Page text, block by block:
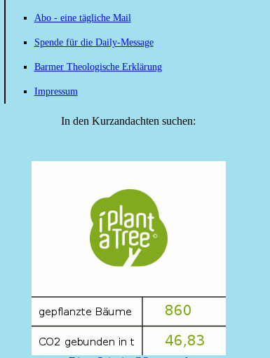
Abo - eine tägliche Mail
Spende für die Daily-Message
Barmer Theologische Erklärung
Impressum
In den Kurzandachten suchen: